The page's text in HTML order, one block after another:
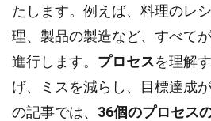
たします。例えば、料理のレ
理、製品の製造など、すべて
進行します。 プロセスを理解
げ、ミスを減らし、目標達成
の記事では、 36個のプロセス